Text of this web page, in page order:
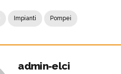
Impianti Pompei
admin-elci